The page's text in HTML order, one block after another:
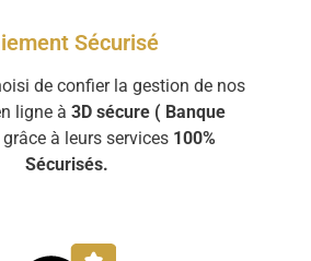
Sécurisé
de confier la gestion de nos
ligne à 3D sécure ( Banque
grâce à leurs services 100%
Sécurisés.